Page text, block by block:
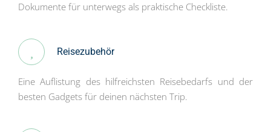
Dokumente für unterwegs als praktische Checkliste.
Reisezubehör
Eine Auflistung des hilfreichsten Reisebedarfs und der
besten Gadgets für deinen nächsten Trip.